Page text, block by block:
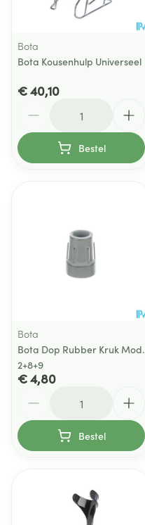
Bota
Bota Kousenhulp Universeel
€ 40,10
Bestel
Bota
Bota Dop Rubber Kruk Mod.
2+8+9
€ 4,80
Bestel